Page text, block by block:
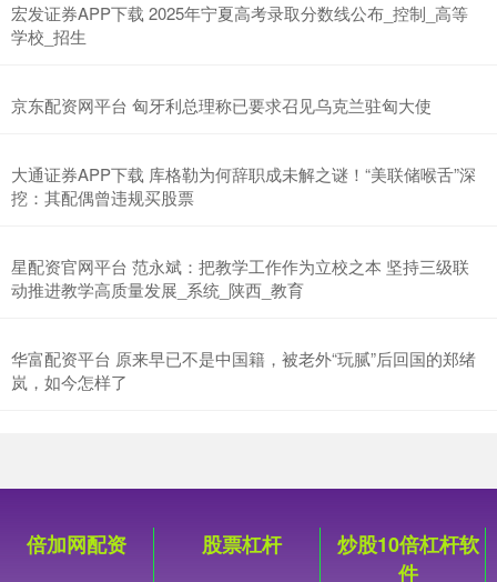
宏发证券APP下载 2025年宁夏高考录取分数线公布_控制_高等
学校_招生
京东配资网平台 匈牙利总理称已要求召见乌克兰驻匈大使
大通证券APP下载 库格勒为何辞职成未解之谜！“美联储喉舌”深
挖：其配偶曾违规买股票
星配资官网平台 范永斌：把教学工作作为立校之本 坚持三级联
动推进教学高质量发展_系统_陕西_教育
华富配资平台 原来早已不是中国籍，被老外“玩腻”后回国的郑绪
岚，如今怎样了
倍加网配资 股票杠杆
炒股10倍杠杆软
件